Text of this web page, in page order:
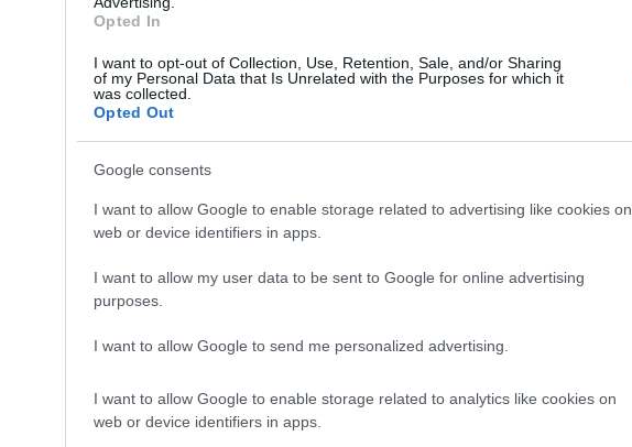
Opted In
I want to opt-out of Collection, Use, Retention, Sale, and/or Sharing
of my Personal Data that Is Unrelated with the Purposes for which it
was collected.
Opted Out
Google consents
I want to allow Google to enable storage related to advertising like cookies on
web or device identifiers in apps.
I want to allow my user data to be sent to Google for online advertising
purposes.
I want to allow Google to send me personalized advertising.
I want to allow Google to enable storage related to analytics like cookies on
web or device identifiers in apps.
Τα υποχρεωτικά πεδία σημειώνονται με